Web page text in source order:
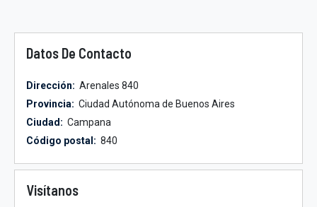
Datos De Contacto
Dirección: Arenales 840
Provincia: Ciudad Autónoma de Buenos Aires
Ciudad: Campana
Código postal: 840
Visítanos